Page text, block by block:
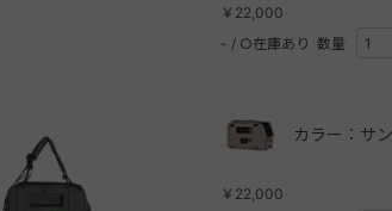
￥22,000
- / ○在庫あり 数量
カラー：サ
￥22,000